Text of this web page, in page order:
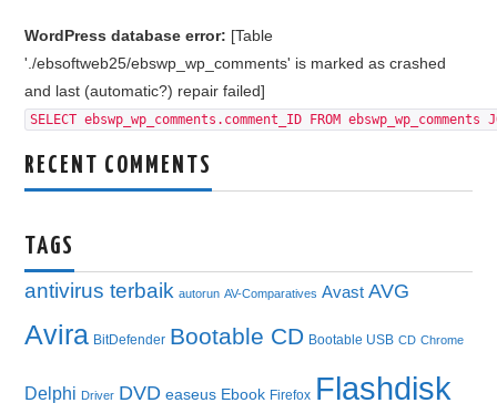
WordPress database error: [Table
'./ebsoftweb25/ebswp_wp_comments' is marked as crashed
and last (automatic?) repair failed]
SELECT ebswp_wp_comments.comment_ID FROM
RECENT COMMENTS
TAGS
antivirus terbaik autorun AV-Comparatives Avast AVG
Avira BitDefender Bootable CD Bootable USB CD Chrome
Delphi Driver DVD easeus Ebook Firefox Flashdisk